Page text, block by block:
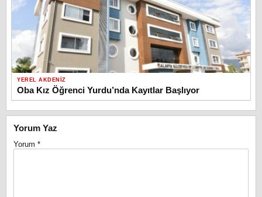
YEREL AKDENIZ
Oba Kız Öğrenci Yurdu’nda Kayıtlar Başlıyor
Yorum Yaz
Yorum *